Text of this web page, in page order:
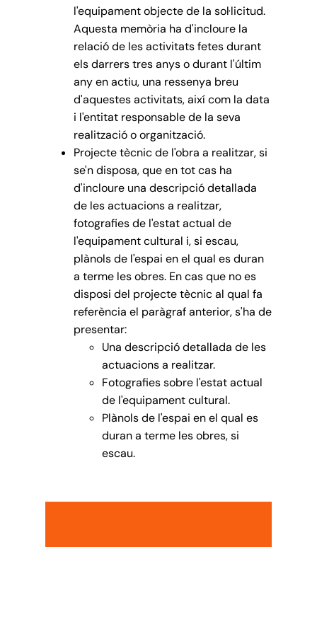
l'equipament objecte de la sol·licitud.
Aquesta memòria ha d'incloure la
relació de les activitats fetes durant
els darrers tres anys o durant l'últim
any en actiu, una ressenya breu
d'aquestes activitats, així com la data
i l'entitat responsable de la seva
realització o organització.
Projecte tècnic de l'obra a realitzar, si
se'n disposa, que en tot cas ha
d'incloure una descripció detallada
de les actuacions a realitzar,
fotografies de l'estat actual de
l'equipament cultural i, si escau,
plànols de l'espai en el qual es duran
a terme les obres. En cas que no es
disposi del projecte tècnic al qual fa
referència el paràgraf anterior, s'ha de
presentar:
Una descripció detallada de les
actuacions a realitzar.
Fotografies sobre l'estat actual
de l'equipament cultural.
Plànols de l'espai en el qual es
duran a terme les obres, si
escau.